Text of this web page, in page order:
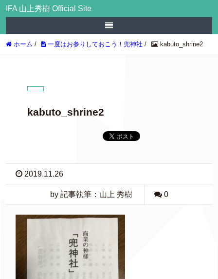
IFA 山上秀樹 Official Site
ホーム / 一度はお参りしておこう！兜神社 / kabuto_shrine2
kabuto_shrine2
2019.11.26
by 記事執筆：山上 秀樹 0